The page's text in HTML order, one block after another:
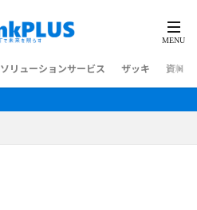
ソリューションサービス ザッキ 資料ダ